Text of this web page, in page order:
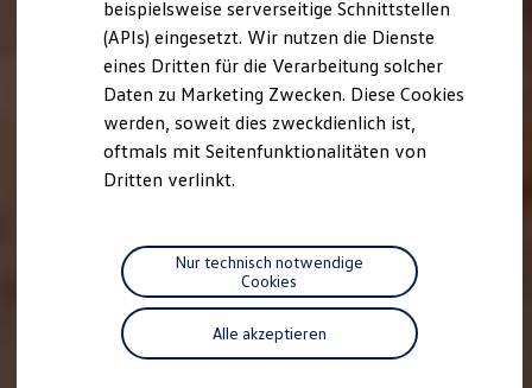
Reparaturen und Checks
Motorenöl und Flüssigkeiten
Räder und Reifen
Pannen- und Unfallhilfe
Economy Service
Volkswagen Teile
Zubehör
Modellspezifisches Zubehör
Individualisieren
Wallbox und Ladekabel
Digitale Extras
Dienste für Ihr Modell finden
Volkswagen Apps, Login und Shop
Handy und Fahrzeug verbinden
beispielsweise serverseitige Schnittstellen
(APIs) eingesetzt. Wir nutzen die Dienste
eines Dritten für die Verarbeitung solcher
Daten zu Marketing Zwecken. Diese Cookies
werden, soweit dies zweckdienlich ist,
oftmals mit Seitenfunktionalitäten von
Dritten verlinkt.
Alle akzeptieren
Nur technisch notwendige
Cookies